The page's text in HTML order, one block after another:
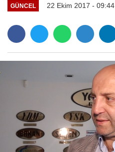
GÜNCEL 22 Ekim 2017 - 09:44